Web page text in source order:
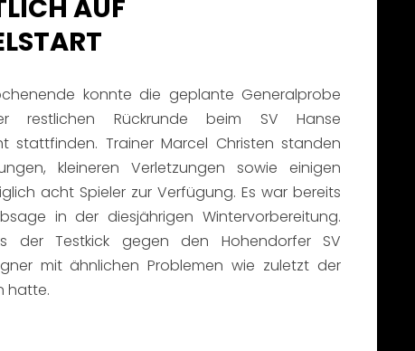
AUF
konnte die geplante Generalprobe
Rückrunde beim SV Hanse
stattfinden. Trainer Marcel Christen standen
kleineren Verletzungen sowie einigen
acht Spieler zur Verfügung. Es war bereits
in der diesjährigen Wintervorbereitung.
der Testkick gegen den Hohendorfer SV
mit ähnlichen Problemen wie zuletzt der
hatte.